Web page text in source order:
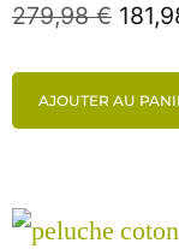
279,98€
AJOUTER AU